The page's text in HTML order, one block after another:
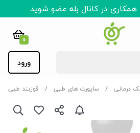
در کانال بله عضو شوید
0
ورود
درمانی ساپورت های طبی قوزبند طبی